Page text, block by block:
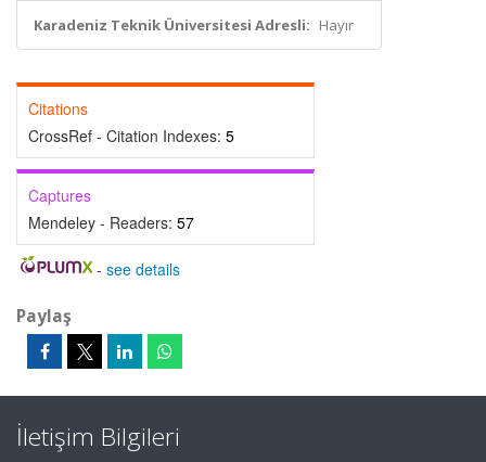
Karadeniz Teknik Üniversitesi Adresli: Hayır
Citations
CrossRef - Citation Indexes: 5
Captures
Mendeley - Readers: 57
- see details
Paylaş
İletişim Bilgileri